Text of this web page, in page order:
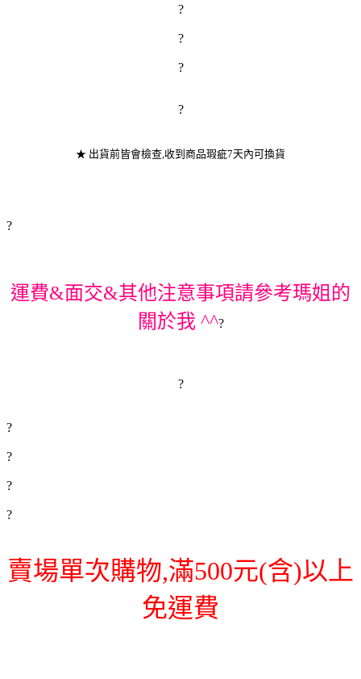
?
?
?
?
★ 出貨前皆會檢查,收到商品瑕疵7天內可換貨
?
運費&面交&其他注意事項請參考瑪姐的
關於我 ^^?
?
?
?
?
?
賣場單次購物,滿500元(含)以上
免運費